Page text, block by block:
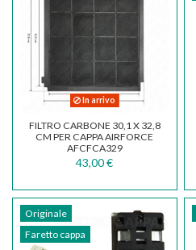
In arrivo
FILTRO CARBONE 30,1 X 32,8
CM PER CAPPA AIRFORCE
AFCFCA329
43,00 €
Originale
Faretto cappa